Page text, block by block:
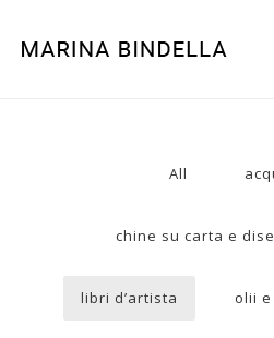
All
chine su carta e
libri d’artista olii